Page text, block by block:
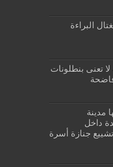
البراءة
تعنى بنطلونات
مدينة
داخل
جنازة أسرة